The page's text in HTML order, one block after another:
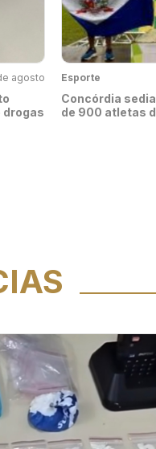
agosto
drogas
Esporte
Concórdia
de 900 atletas